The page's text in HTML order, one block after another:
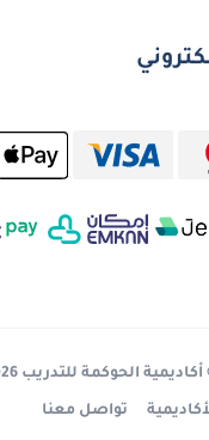
الحوكمة للتدريب 2026
تواصل معنا